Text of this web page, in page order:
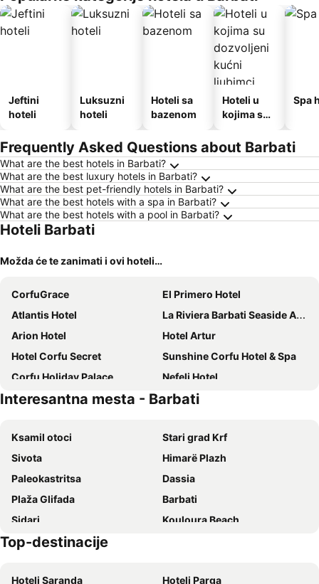
Jeftini
hoteli
Luksuzni
hoteli
Hoteli sa
bazenom
Hoteli u
kojima su
kućni
ljubimci
Spa
Frequently Asked Questions about Barbati
What are the best hotels in Barbati?
What are the best luxury hotels in Barbati?
What are the best pet-friendly hotels in Barbati?
What are the best hotels with a spa in Barbati?
What are the best hotels with a pool in Barbati?
Hoteli Barbati
Možda će te zanimati i ovi hoteli…
CorfuGrace
El Primero Hotel
Atlantis Hotel
La Riviera Barbati Seaside Apartments
Arion Hotel
Hotel Artur
Hotel Corfu Secret
Sunshine Corfu Hotel & Spa
Corfu Holiday Palace
Nefeli Hotel
MIRABELLO HOTEL APARTMENTS
Angsana Corfu
Ariti
Hotel Adriatik Ksamil
The Pink Palace
Elea Beach Hotel
Potamaki Beach Hotel
Hotel Soan
Silver Bay Hotel
Ionian Arches
Royal
ALYSSIUM
Sunset Hotel
Interesantna mesta - Barbati
Ksamil otoci
Stari grad Krf
Sivota
Himarë Plazh
Paleokastritsa
Dassia
Plaža Glifada
Barbati
Sidari
Kouloura Beach
Kasiopi
Aghios Georgios Argirades
Plaža Bella Vraka
Top-destinacije
Hoteli Saranda
Hoteli Parga